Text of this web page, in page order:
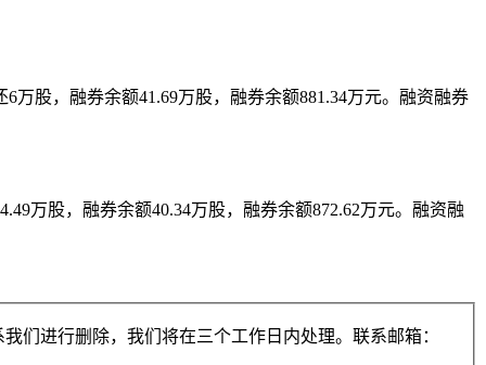
万股，融券余额41.69万股，融券余额881.34万元。融资融券
万股，融券余额40.34万股，融券余额872.62万元。融资融
们进行删除，我们将在三个工作日内处理。联系邮箱：